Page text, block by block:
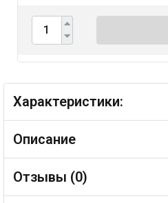
Характеристики:
Описание
Отзывы (0)